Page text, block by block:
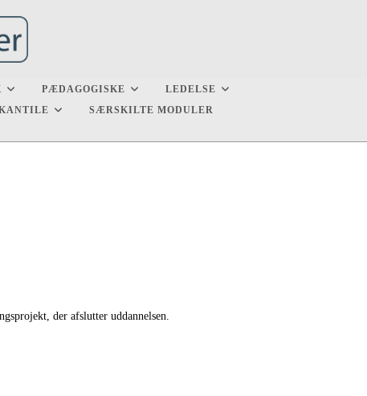
PÆDAGOGISKE
LEDELSE
SÆRSKILTE MODULER
der afslutter uddannelsen.